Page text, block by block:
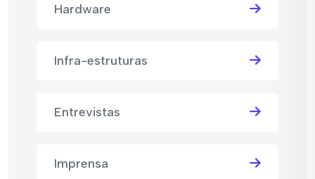
Hardware
Infra-estruturas
Entrevistas
Imprensa